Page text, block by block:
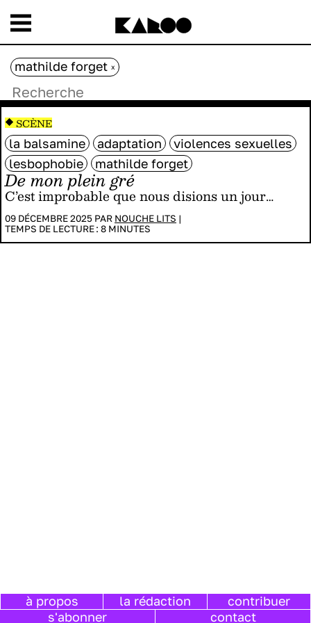
De mon plein gré
C’est improbable que nous disions un jour…
09 DÉCEMBRE 2025 PAR NOUCHE LITS |
TEMPS DE LECTURE : 8 MINUTES
la balsamine adaptation
violences sexuelles
lesbophobie
mathilde forget
SCÈNE
mathilde forget x
à propos la rédaction
contribuer
s'abonner
contact